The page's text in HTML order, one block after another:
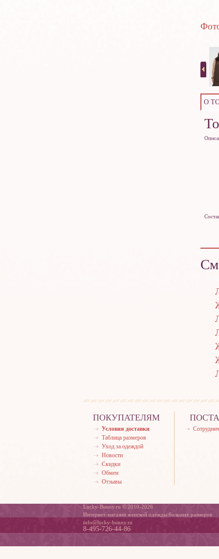
О
ПОКУПАТЕЛЯМ
Условия доставки
Таблица размеров
Уход за одеждой
Новости
Скидки
Обмен
Отзывы
Lucky-Bunny.ru © 2010-2026
Интернет-магазин женской одежды больших размеров
info@lucky-bunny.ru
8-495-726-44-86